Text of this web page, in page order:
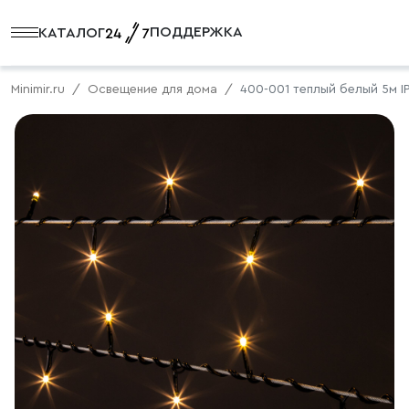
КАТАЛОГ ПОДДЕРЖКА
Minimir.ru Освещение для дома 400-001 теплый белый 5м